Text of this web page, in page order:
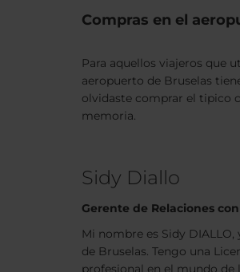
Compras en el
Para aquellos viajeros que
aeropuerto de Bruselas
olvidaste comprar el tipico
memoria.
Sidy Diallo
Gerente de Relaciones
Mi nombre es Sidy
de Bruselas. Tengo una
profesional en el mundo de